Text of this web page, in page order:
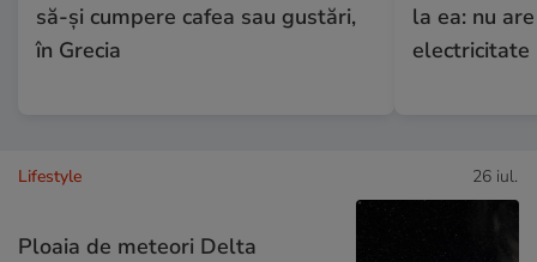
să-și cumpere cafea sau gustări,
în Grecia
la ea: nu
electricitate
Lifestyle 26 iul.
Ploaia de meteori Delta